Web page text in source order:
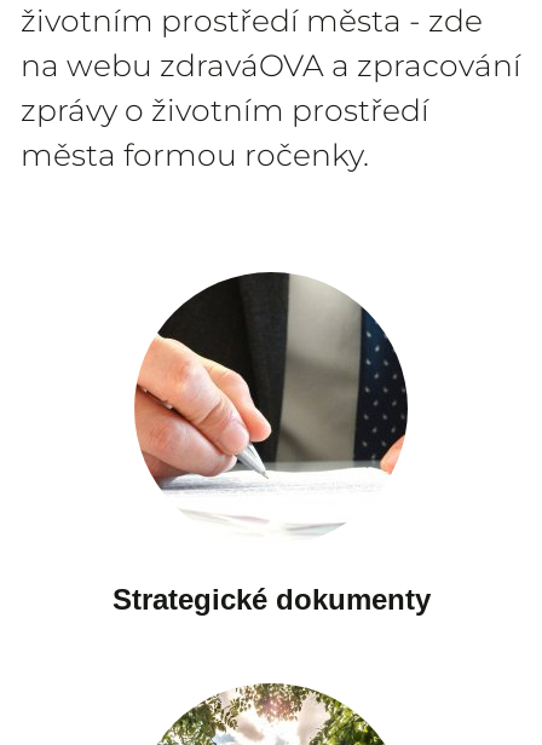
životním prostředí města - zde
na webu zdraváOVA a zpracování
zprávy o životním prostředí
města formou ročenky.
Strategické dokumenty